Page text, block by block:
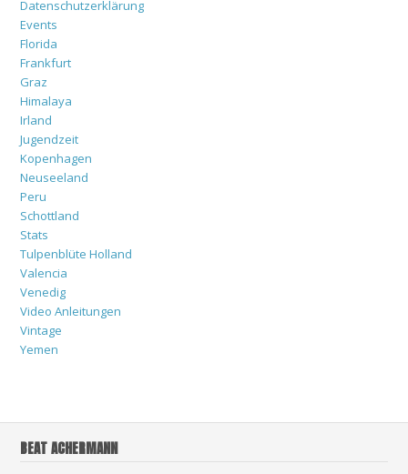
Datenschutzerklärung
Events
Florida
Frankfurt
Graz
Himalaya
Irland
Jugendzeit
Kopenhagen
Neuseeland
Peru
Schottland
Stats
Tulpenblüte Holland
Valencia
Venedig
Video Anleitungen
Vintage
Yemen
BEAT ACHERMANN